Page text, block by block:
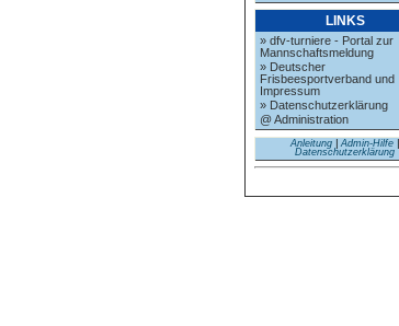
LINKS
» dfv-turniere - Portal zur
Mannschaftsmeldung
» Deutscher
Frisbeesportverband und
Impressum
» Datenschutzerklärung
@ Administration
Anleitung| Admin-Hilfe|
Datenschutzerklärung